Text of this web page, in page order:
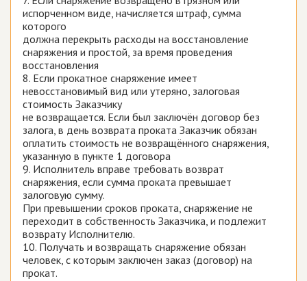
испорченном виде, начисляется штраф, сумма
которого
должна перекрыть расходы на восстановление
снаряжения и простой, за время проведения
восстановления
8. Если прокатное снаряжение имеет
невосстановимый вид или утеряно, залоговая
стоимость Заказчику
не возвращается. Если был заключён договор без
залога, в день возврата проката Заказчик обязан
оплатить стоимость не возвращённого снаряжения,
указанную в пункте 1 договора
9. Исполнитель вправе требовать возврат
снаряжения, если сумма проката превышает
залоговую сумму.
При превышении сроков проката, снаряжение не
переходит в собственность Заказчика, и подлежит
возврату Исполнителю.
10. Получать и возвращать снаряжение обязан
человек, с которым заключен заказ (договор) на
прокат.